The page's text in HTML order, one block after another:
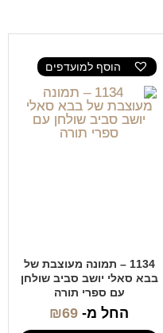
הוסף למועדפים
1134 – תמונה מעוצבת של
בבא סאלי יושב סביב שולחן
עם ספרי תורה
החל מ- ₪69